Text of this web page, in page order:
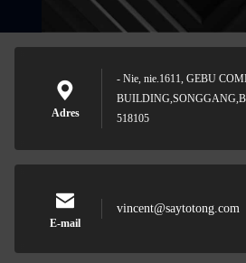
Adres
- Nie, nie.1611, GEBU
518105
E-mail
vincent@saytotong.com